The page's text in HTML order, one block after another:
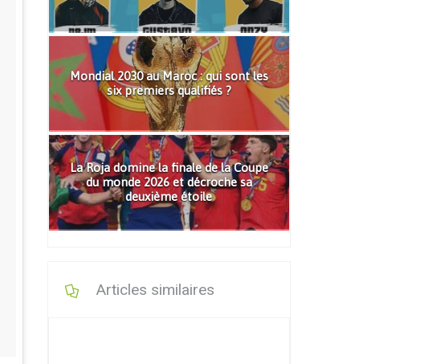
Mondial 2030 au Maroc : qui sont les
six premiers qualifiés ?
La Roja domine la finale de la Coupe
du monde 2026 et décroche sa
deuxième étoile
Articles similaires